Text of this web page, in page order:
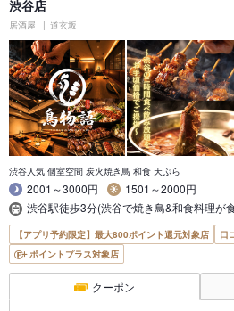
渋谷店
居酒屋 道玄坂
渋谷人気 個室空間 炭火焼き鳥 和食 天ぷら
2001～3000円
1501～2000円
渋谷駅徒歩3分(渋谷で焼き鳥&和食料理が
【アプリ予約限定】最大800ポイント還元対象店
口
ポイントプラス対象店
クーポン